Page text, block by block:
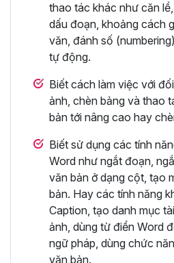
thao tác khác như căn
dấu đoạn, khoảng cách
văn, đánh số
tự động.
Biết cách làm việc với
ảnh, chèn bảng và thao
bản tới nâng cao hay
Biết sử dụng các tính
Word như ngắt đoạn,
văn bản ở dạng cột, tạo
bản. Hay các tính năng
Caption, tạo danh mục
ảnh, dùng từ điển Word
ngữ pháp, dùng chức
văn bản.